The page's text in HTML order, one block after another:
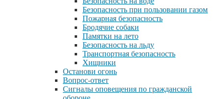
Безопасность при пользовании газом
Пожарная безопасность
Бродячие собаки
Памятки на лето
Безопасность на льду
Транспортная безопасность
Хищники
Останови огонь
Вопрос-ответ
Сигналы оповещения по гражданской